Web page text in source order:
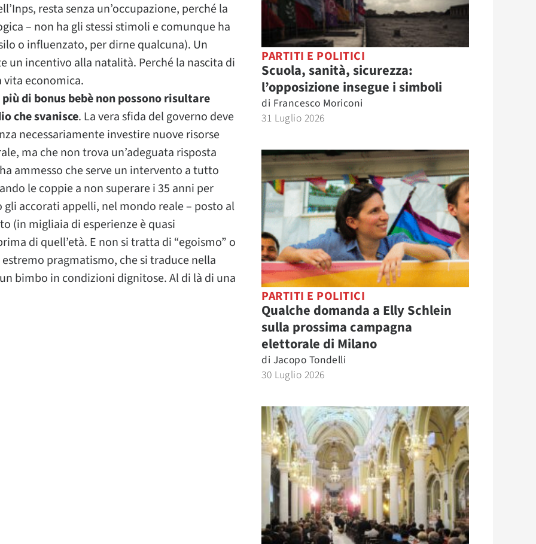
resta senza un’occupazione, perché la
– non ha gli stessi stimoli e comunque ha
o influenzato, per dirne qualcuna). Un
un incentivo alla natalità. Perché la nascita di
vita economica.
di bonus bebè non possono risultare
che svanisce. La vera sfida del governo deve
necessariamente investire nuove risorse
ma che non trova un’adeguata risposta
ammesso che serve un intervento a tutto
le coppie a non superare i 35 anni per
accorati appelli, nel mondo reale – posto al
(in migliaia di esperienze è quasi
di quell’età. E non si tratta di “egoismo” o
pragmatismo, che si traduce nella
bimbo in condizioni dignitose. Al di là di una
PARTITI E POLITICI
Scuola, sanità, sicurezza:
l’opposizione insegue i simboli
di Francesco Moriconi
31 Luglio 2026
PARTITI E POLITICI
Qualche domanda a Elly Schlein
sulla prossima campagna
elettorale di Milano
di Jacopo Tondelli
30 Luglio 2026